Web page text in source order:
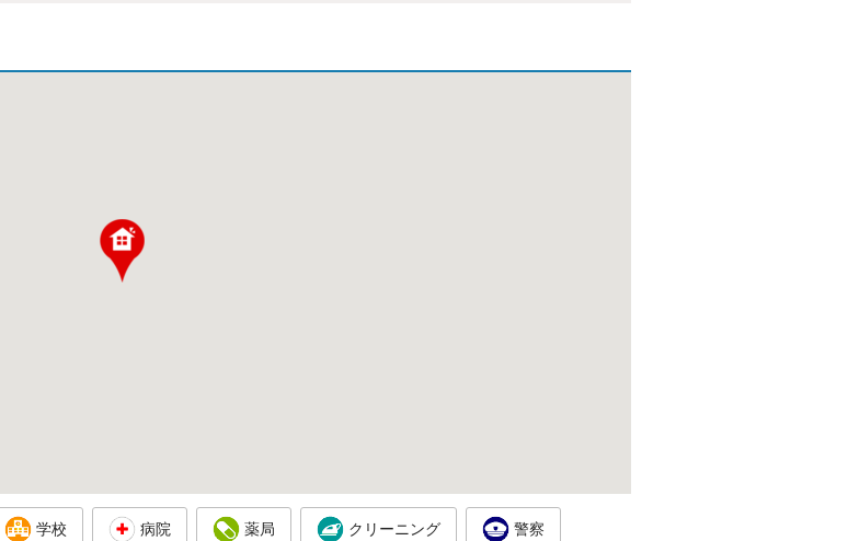
学校 病院 薬局 クリーニング 警察